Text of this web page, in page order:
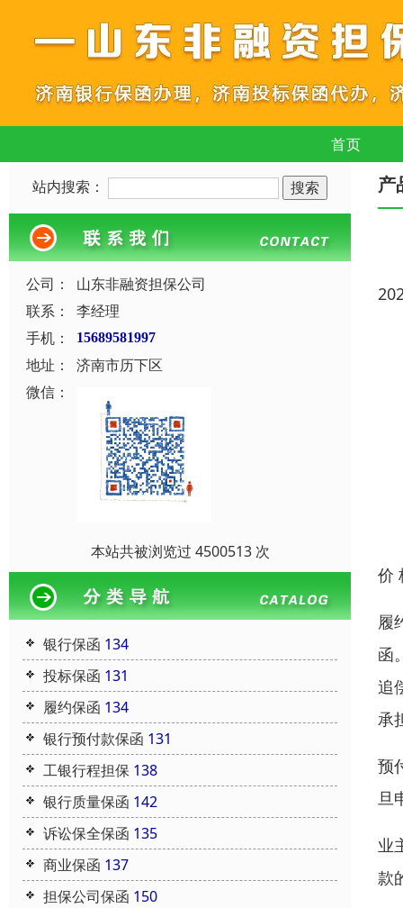
首页
站内搜索：
公司：
山东非融资担保公司
联系：
李经理
手机：
15689581997
地址：
济南市历下区
微信：
本站共被浏览过 4500513 次
银行保函 134
投标保函 131
履约保函 134
银行预付款保函 131
工银行程担保 138
银行质量保函 142
诉讼保全保函 135
商业保函 137
担保公司保函 150
产
价
履
函
追
承
预
旦
业
款